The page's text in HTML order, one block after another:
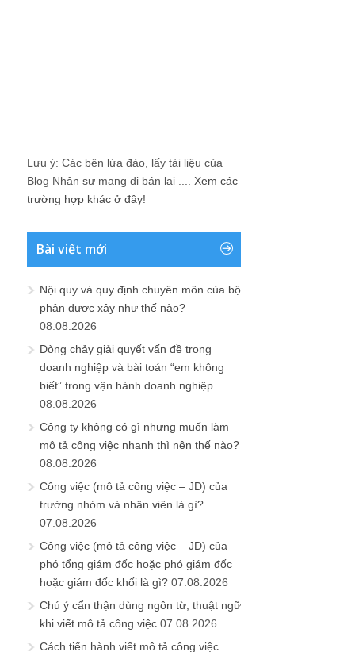
Lưu ý: Các bên lừa đảo, lấy tài liệu của
Blog Nhân sự mang đi bán lại .... Xem các
trường hợp khác ở đây!
Bài viết mới
Nội quy và quy định chuyên môn của bộ
phận được xây như thế nào?
08.08.2026
Dòng chảy giải quyết vấn đề trong
doanh nghiệp và bài toán “em không
biết” trong vận hành doanh nghiệp
08.08.2026
Công ty không có gì nhưng muốn làm
mô tả công việc nhanh thì nên thế nào?
08.08.2026
Công việc (mô tả công việc – JD) của
trưởng nhóm và nhân viên là gì?
07.08.2026
Công việc (mô tả công việc – JD) của
phó tổng giám đốc hoặc phó giám đốc
hoặc giám đốc khối là gì? 07.08.2026
Chú ý cẩn thận dùng ngôn từ, thuật ngữ
khi viết mô tả công việc 07.08.2026
Cách tiến hành viết mô tả công việc